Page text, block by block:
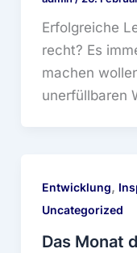
Erfolgreiche
recht? Es
machen
unerfüllbaren
Entwicklung,
Uncategorized
Das Monat